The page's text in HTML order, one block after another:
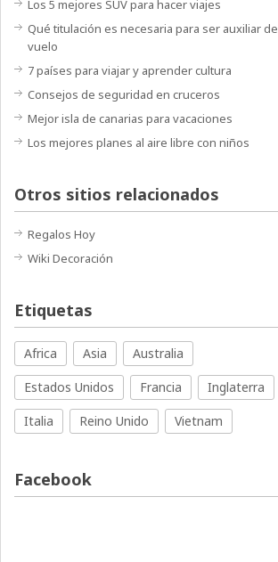
Los 5 mejores SUV para hacer viajes
Qué titulación es necesaria para ser auxiliar de
vuelo
7 países para viajar y aprender cultura
Consejos de seguridad en cruceros
Mejor isla de canarias para vacaciones
Los mejores planes al aire libre con niños
Otros sitios relacionados
Regalos Hoy
Wiki Decoración
Etiquetas
Africa Asia
Australia
Estados Unidos
Francia
Inglaterra
Italia
Reino Unido Vietnam
Facebook